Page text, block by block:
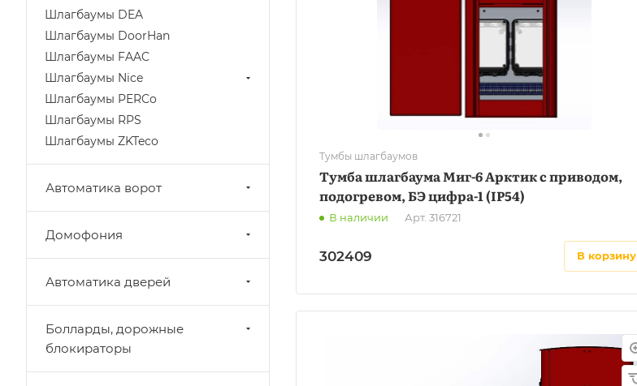
Тумбы шлагбаумов
Тумба шлагбаума Миг-6 Арктик с приводом,
подогревом, БЭ цифра-1 (IP54)
В наличии Арт. 316721
302409 в корзину
Шлагбаумы DEA
Шлагбаумы DoorHan
Шлагбаумы FAAC
Шлагбаумы Nice
Шлагбаумы PERCo
Шлагбаумы RPS
Шлагбаумы ZKTeco
Автоматика ворот
Домофония
Автоматика дверей
Болларды, дорожные
блокираторы